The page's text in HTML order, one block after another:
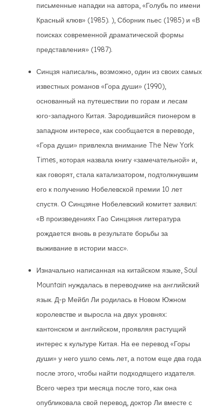
письменные нападки на автора, «Голубь по имени
Красный клюв» (1985). ), Сборник пьес (1985) и «В
поисках современной драматической формы
представления» (1987).
Синцзя написалнь, возможно, один из своих самых
известных романов «Гора души» (1990),
основанный на путешествии по горам и лесам
юго-западного Китая. Зародившийся пионером в
западном интересе, как сообщается в переводе,
«Гора души» привлекла внимание The New York
Times, которая назвала книгу «замечательной» и,
как говорят, стала катализатором, подтолкнувшим
его к получению Нобелевской премии 10 лет
спустя. О Синцзяне Нобелевский комитет заявил:
«В произведениях Гао Синцзяня литература
рождается вновь в результате борьбы за
выживание в истории масс».
Изначально написанная на китайском языке, Soul
Mountain нуждалась в переводчике на английский
язык. Д-р Мейбл Ли родилась в Новом Южном
королевстве и выросла на двух уровнях:
кантонском и английском, проявляя растущий
интерес к культуре Китая. На ее перевод «Горы
души» у него ушло семь лет, а потом еще два года
после этого, чтобы найти подходящего издателя.
Всего через три месяца после того, как она
опубликовала свой перевод, доктор Ли вместе с